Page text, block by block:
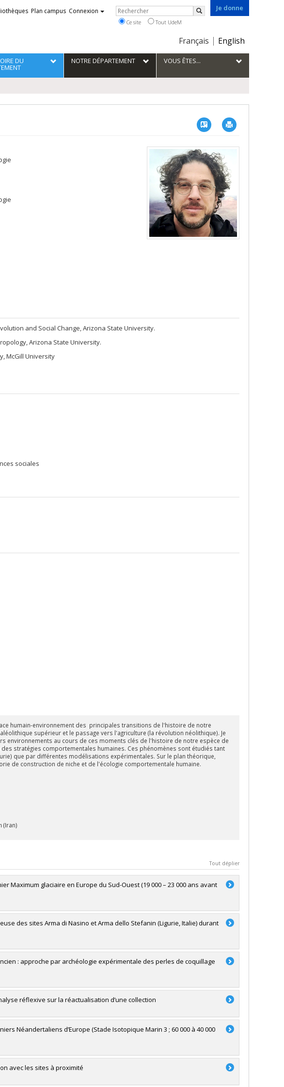
Je donne
Choix
la
langue
Français English
Plan campus Connexion Rechercher
Rechercher
Ce site Tout UdeM
DU NOTRE DÉPARTEMENT VOUS ÊTES...
Vcard
and Social Change, Arizona State University.
Arizona State University.
McGill University
sociales
humain-environnement des principales transitions de l'histoire de notre
supérieur et le passage vers l'agriculture (la révolution néolithique). Je
environnements au cours de ces moments clés de l'histoire de notre espèce de
stratégies comportementales humaines. Ces phénomènes sont étudiés tant
que par différentes modélisations expérimentales. Sur le plan théorique,
de construction de niche et de l'écologie comportementale humaine.
(Iran)
Tout déplier
Maximum glaciaire en Europe du Sud-Ouest (19 000 – 23 000 ans avant
des sites Arma di Nasino et Arma dello Stefanin (Ligurie, Italie) durant
: approche par archéologie expérimentale des perles de coquillage
réflexive sur la réactualisation d’une collection
Néandertaliens d’Europe (Stade Isotopique Marin 3 ; 60 000 à 40 000
avec les sites à proximité